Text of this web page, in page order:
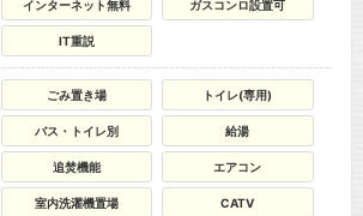
インターネット無料 ガスコンロ設置可
IT重説
ごみ置き場 トイレ(専用)
バス・トイレ別 給湯
追焚機能 エアコン
室内洗濯機置場 CATV